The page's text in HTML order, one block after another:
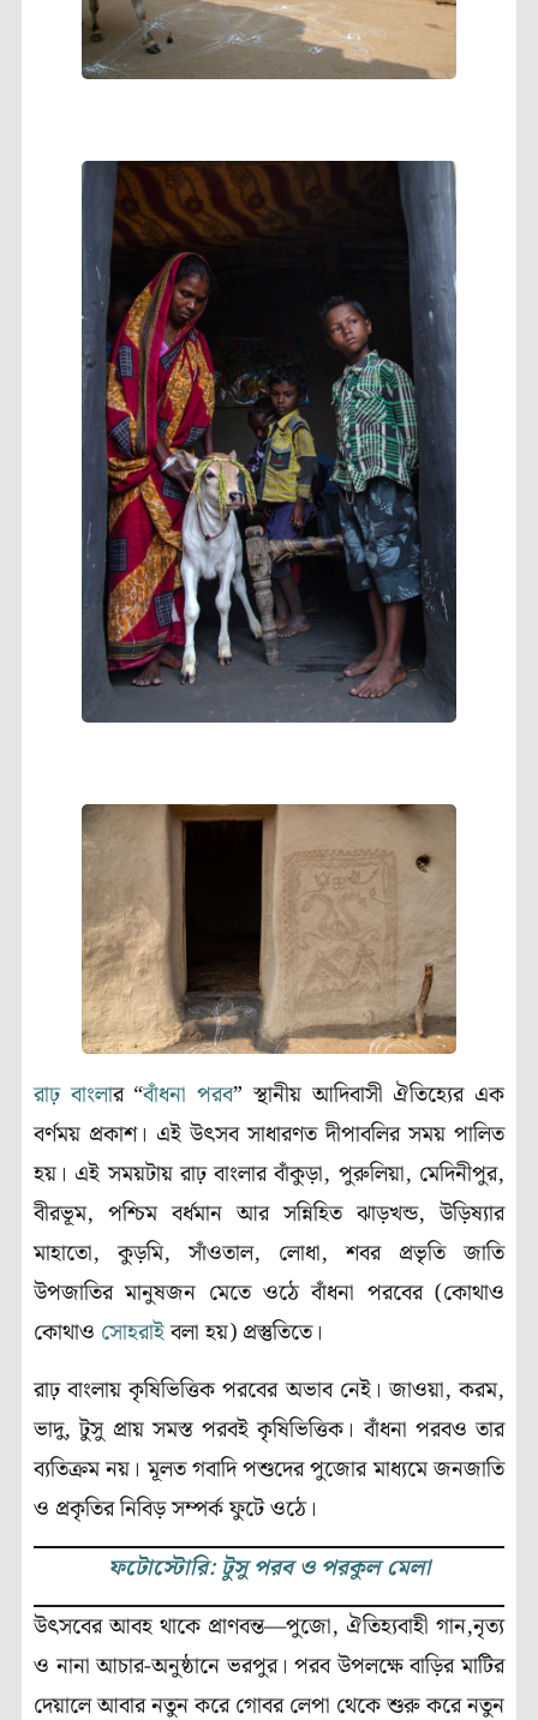
রাঢ় বাংলার “বাঁধনা পরব” স্থানীয় আদিবাসী ঐতিহ্যের এক
বর্ণময় প্রকাশ। এই উৎসব সাধারণত দীপাবলির সময় পালিত
হয়। এই সময়টায় রাঢ় বাংলার বাঁকুড়া, পুরুলিয়া, মেদিনীপুর,
বীরভূম, পশ্চিম বর্ধমান আর সন্নিহিত ঝাড়খন্ড, উড়িষ্যার
মাহাতো, কুড়মি, সাঁওতাল, লোধা, শবর প্রভৃতি জাতি
উপজাতির মানুষজন মেতে ওঠে বাঁধনা পরবের (কোথাও
কোথাও সোহরাইবলা হয়) প্রস্তুতিতে।
রাঢ় বাংলায় কৃষিভিত্তিক পরবের অভাব নেই। জাওয়া, করম,
ভাদু, টুসু প্রায় সমস্ত পরবই কৃষিভিত্তিক। বাঁধনা পরবও তার
ব্যতিক্রম নয়। মূলত গবাদি পশুদের পুজোর মাধ্যমে জনজাতি
ও প্রকৃতির নিবিড় সম্পর্ক ফুটে ওঠে।
ফটোস্টোরি: টুসু পরব ও পরকুল মেলা
উৎসবের আবহ থাকে প্রাণবন্ত—পুজো, ঐতিহ্যবাহী গান,নৃত্য
ও নানা আচার-অনুষ্ঠানে ভরপুর। পরব উপলক্ষে বাড়ির মাটির
দেয়ালে আবার নতুন করে গোবর লেপা থেকে শুরু করে নতুন